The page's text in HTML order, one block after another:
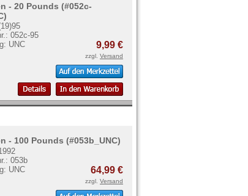
- 20 Pounds (#052c-
052c-95
UNC
9,99 €
zzgl. Versand
- 100 Pounds (#053b_UNC)
053b
UNC
64,99 €
zzgl. Versand